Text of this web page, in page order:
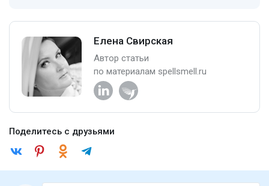
Елена Свирская
Автор статьи
по материалам spellsmell.ru
Поделитесь с друзьями